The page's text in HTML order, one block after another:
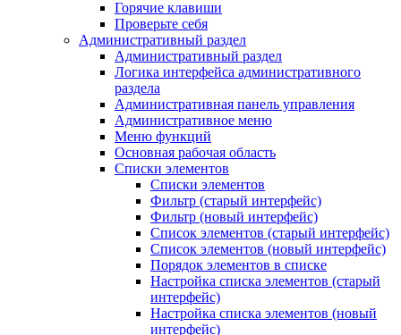
Горячие клавиши
Проверьте себя
Административный раздел
Административный раздел
Логика интерфейса административного
раздела
Административная панель управления
Административное меню
Меню функций
Основная рабочая область
Списки элементов
Списки элементов
Фильтр (старый интерфейс)
Фильтр (новый интерфейс)
Список элементов (старый интерфейс)
Список элементов (новый интерфейс)
Порядок элементов в списке
Настройка списка элементов (старый
интерфейс)
Настройка списка элементов (новый
интерфейс)